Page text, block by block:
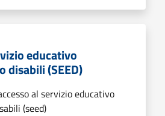
educativo
disabili (SEED)
al servizio educativo
(seed)